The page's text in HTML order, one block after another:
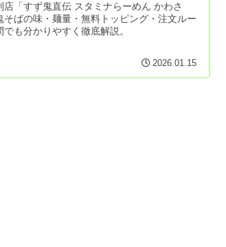
店「すず鬼直伝 スタミナらーめん かわさ
そばの味・麺量・無料トッピング・注文ルー
も分かりやすく徹底解説。
2026.01.15